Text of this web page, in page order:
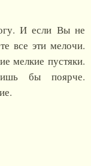
И если Вы не
все эти мелочи.
мелкие пустяки.
бы поярче.